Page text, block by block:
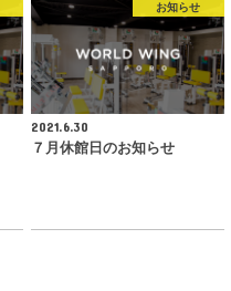
お知らせ
2021.6.30
７月休館日のお知らせ